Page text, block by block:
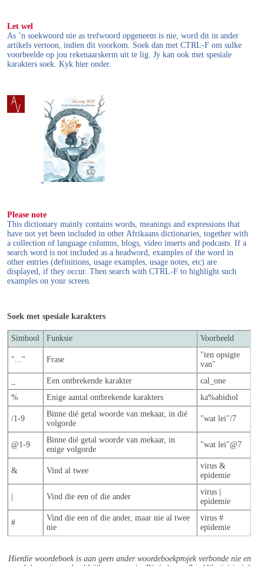
Let wel
As ’n soekwoord nie as trefwoord opgeneem is nie, word dit in ander
artikels vertoon, indien dit voorkom. Soek dan met CTRL-F om sulke
voorbeelde op jou rekenaarskerm uit te lig. Jy kan ook met spesiale
karakters soek. Kyk hier onder.
Please note
This dictionary mainly contains words, meanings and expressions that
have not yet been included in other Afrikaans dictionaries, together with
a collection of language columns, blogs, video inserts and podcasts. If a
search word is not included as a headword, examples of the word in
other entries (definitions, usage examples, usage notes, etc) are
displayed, if they occur. Then search with CTRL-F to highlight such
examples on your screen.
Soek met spesiale karakters
Simbool Funksie Voorbeeld
"..." Frase
"ten opsigte
van"
Een ontbrekende karakter
cal_one
%
Enige aantal ontbrekende karakters ka%abidiol
/1-9
Binne dié getal woorde van mekaar, in dié
volgorde
"wat lei"/7
@1-9
Binne dié getal woorde van mekaar, in
enige volgorde
"wat lei"@7
& Vind al twee
virus &
epidemie
Vind die een of die ander
virus |
epidemie
#
Vind die een of die ander, maar nie al twee
nie
virus #
epidemie
Hierdie woordeboek is aan geen ander woordeboekprojek verbonde nie en